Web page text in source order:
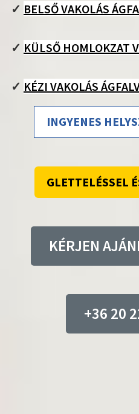
✓ BELSŐ VAKOLÁS
✓ KÜLSŐ HOMLOKZAT
✓ KÉZI VAKOLÁS
INGYENES
GLETTELÉSSEL
KÉRJEN
+36 20